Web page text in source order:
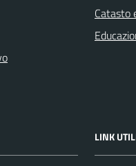
Catasto
LINK